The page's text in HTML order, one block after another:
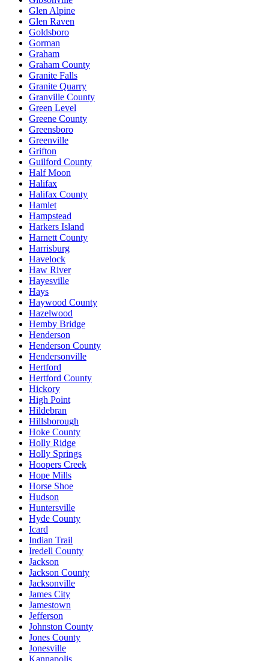
Glen Alpine
Glen Raven
Goldsboro
Gorman
Graham
Graham County
Granite Falls
Granite Quarry
Granville County
Green Level
Greene County
Greensboro
Greenville
Grifton
Guilford County
Half Moon
Halifax
Halifax County
Hamlet
Hampstead
Harkers Island
Harnett County
Harrisburg
Havelock
Haw River
Hayesville
Hays
Haywood County
Hazelwood
Hemby Bridge
Henderson
Henderson County
Hendersonville
Hertford
Hertford County
Hickory
High Point
Hildebran
Hillsborough
Hoke County
Holly Ridge
Holly Springs
Hoopers Creek
Hope Mills
Horse Shoe
Hudson
Huntersville
Hyde County
Icard
Indian Trail
Iredell County
Jackson
Jackson County
Jacksonville
James City
Jamestown
Jefferson
Johnston County
Jones County
Jonesville
Kannapolis